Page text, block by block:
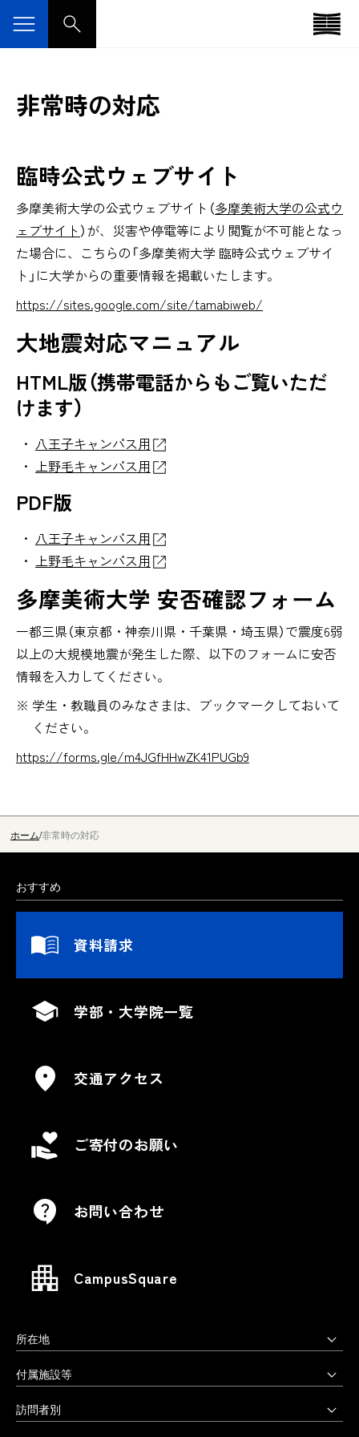
非常時の対応
臨時公式ウェブサイト
多摩美術大学の公式ウェブサイト（多摩美術大学の公式ウ
ェブサイト ）が、災害や停電等により閲覧が不可能となっ
た場合に、こちらの「多摩美術大学 臨時公式ウェブサイ
ト」に大学からの重要情報を掲載いたします。
https://sites.google.com/site/tamabiweb/
大地震対応マニュアル
HTML版（携帯電話からもご覧いただ
けます）
八王子キャンパス用
上野毛キャンパス用
PDF版
八王子キャンパス用
上野毛キャンパス用
多摩美術大学 安否確認フォーム
一都三県（東京都・神奈川県・千葉県・埼玉県）で震度6弱
以上の大規模地震が発生した際、以下のフォームに安否
情報を入力してください。
学生・教職員のみなさまは、ブックマークしておいて
ください。
https://forms.gle/m4JGfHHwZK41PUGb9
ホーム 非常時の対応
おすすめ
資料請求
学部・大学院一覧
交通アクセス
ご寄付のお願い
お問い合わせ
CampusSquare
所在地
上野毛キャンパス
〒158-8558 東京都世田谷区上野毛3-15-34
付属施設等
多摩美術大学図書館
多摩美術大学美術館
訪問者別